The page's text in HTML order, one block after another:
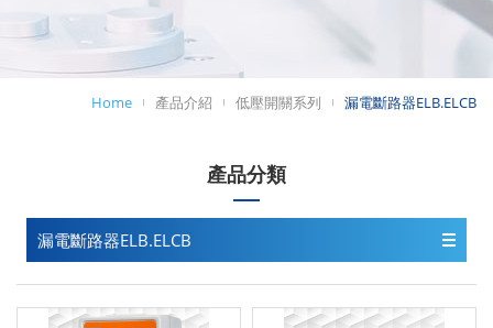
司
Home 產品介紹 低壓開關系列 漏電斷路器ELB.ELCB
產品分類
漏電斷路器ELB.ELCB